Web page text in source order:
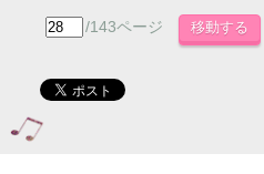
/143ページ